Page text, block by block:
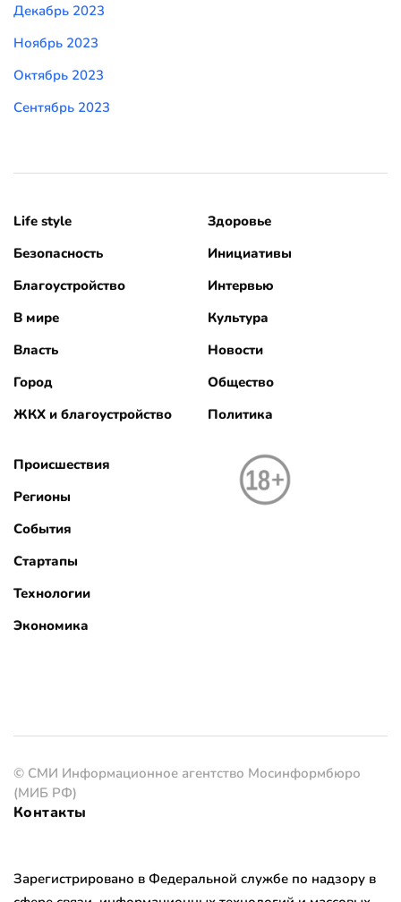
Декабрь 2023
Ноябрь 2023
Октябрь 2023
Сентябрь 2023
Life style
Безопасность
Благоустройство
В мире
Власть
Город
ЖКХ и благоустройство
Здоровье
Инициативы
Интервью
Культура
Новости
Общество
Политика
Происшествия
Регионы
События
Стартапы
Технологии
Экономика
© СМИ Информационное агентство Мосинформбюро
(МИБ РФ)
Контакты
Зарегистрировано в Федеральной службе по надзору в